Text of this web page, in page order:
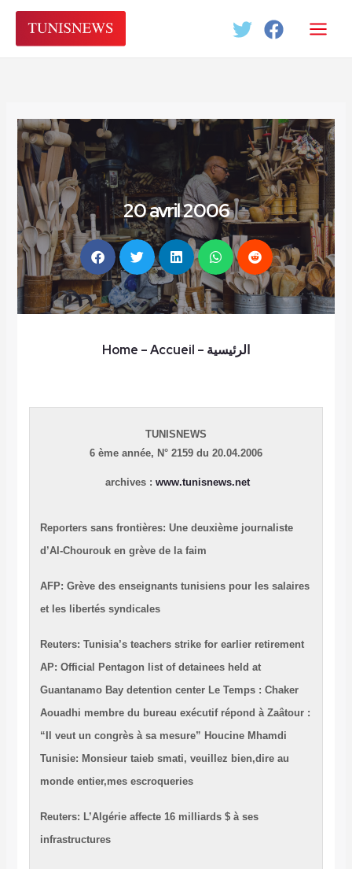
Aller
contenu
20 avril 2006
Home – Accueil – الرئيسية
TUNISNEWS
6 ème année, N° 2159 du 20.04.2006
archives : www.tunisnews.net
Reporters sans frontières: Une deuxième journaliste
d’Al-Chourouk en grève de la faim
AFP: Grève des enseignants tunisiens pour les salaires
et les libertés syndicales
Reuters: Tunisia’s teachers strike for earlier retirement
AP: Official Pentagon list of detainees held at
Guantanamo Bay detention center Le Temps : Chaker
Aouadhi membre du bureau exécutif répond à Zaâtour :
“Il veut un congrès à sa mesure” Houcine Mhamdi
Tunisie: Monsieur taieb smati, veuillez bien,dire au
monde entier,mes escroqueries
Reuters: L’Algérie affecte 16 milliards $ à ses
infrastructures